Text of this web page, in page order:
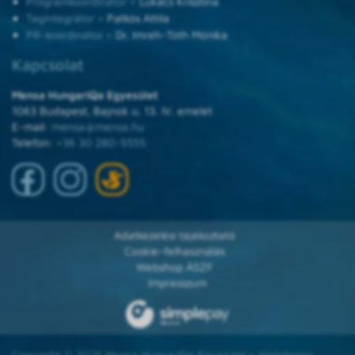
Tagintegrátor
– Patkós Attila
PR-koordinátor – Dr. Imreh-Tóth Mónika
Kapcsolat
Mensa HungarIQa Egyesület
1063 Budapest, Bajnok u. 13. IV. emelet
E-mail: mensa@mensa.hu
Telefon:
+36 30 280-5555
Adatkezelési tájékoztató
Cookie-felhasználás
Webshop ÁSZF
Impresszum